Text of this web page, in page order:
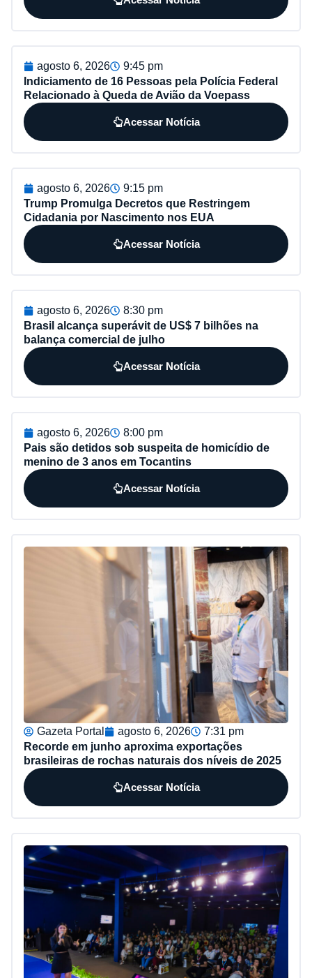
agosto 6, 2026
9:45 pm
Indiciamento de 16 Pessoas pela Polícia Federal
Relacionado à Queda de Avião da Voepass
Acessar Notícia
agosto 6, 2026
9:15 pm
Trump Promulga Decretos que Restringem
Cidadania por Nascimento nos EUA
Acessar Notícia
agosto 6, 2026
8:30 pm
Brasil alcança superávit de US$ 7 bilhões na
balança comercial de julho
Acessar Notícia
agosto 6, 2026
8:00 pm
Pais são detidos sob suspeita de homicídio de
menino de 3 anos em Tocantins
Acessar Notícia
Gazeta Portal agosto 6, 2026
7:31 pm
Recorde em junho aproxima exportações
brasileiras de rochas naturais dos níveis de 2025
Acessar Notícia